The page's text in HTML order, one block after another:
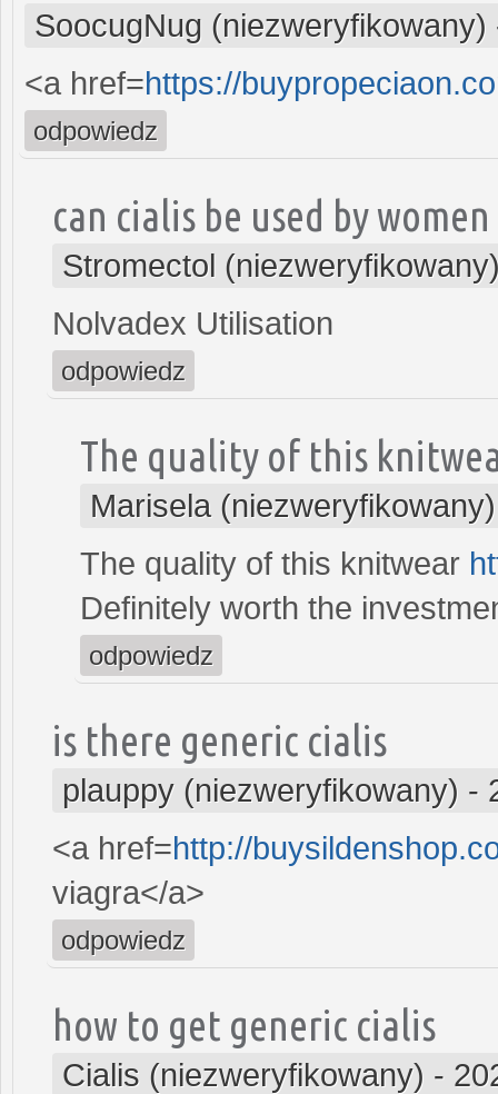
SoocugNug (niezweryfikowany)
<a href=https://
odpowiedz
can cialis be used by women
Stromectol
Nolvadex Utilisation
odpowiedz
The quality of this
Marisela (niezweryfikowany)
The quality of this knitwear
Definitely worth the
odpowiedz
is there generic cialis
plauppy (niezweryfikowany) -
<a href=http://
viagra</a>
odpowiedz
how to get generic cialis
Cialis (niezweryfikowany) -